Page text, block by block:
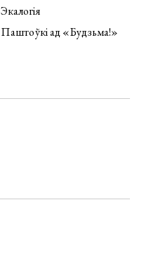
Экалогія
Паштоўкі ад «Будзьма!»